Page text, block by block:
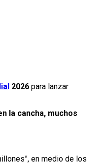
2026 para lanzar
la cancha, muchos
en medio de los